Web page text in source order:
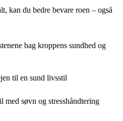
kan du bedre bevare roen – også
bag kroppens sundhed og
til en sund livsstil
søvn og stresshåndtering